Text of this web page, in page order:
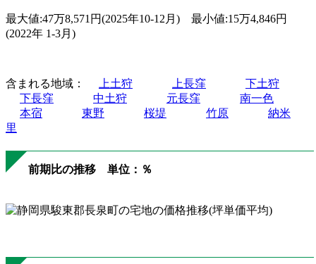
最大値:47万8,571円(2025年10-12月) 最小値:15万4,846円
(2022年 1-3月)
含まれる地域： 上土狩 上長窪
下土狩
下長窪
中土狩 元長窪
南一色
本宿
東野 桜堤 竹原
納米
里
前期比の推移 単位：％